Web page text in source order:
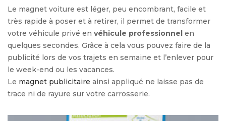
Le magnet voiture est léger, peu encombrant, facile et
très rapide à poser et à retirer, il permet de transformer
votre véhicule privé en véhicule professionnel en
quelques secondes. Grâce à cela vous pouvez faire de la
publicité lors de vos trajets en semaine et l’enlever pour
le week-end ou les vacances.
Le magnet publicitaire ainsi appliqué ne laisse pas de
trace ni de rayure sur votre carrosserie.